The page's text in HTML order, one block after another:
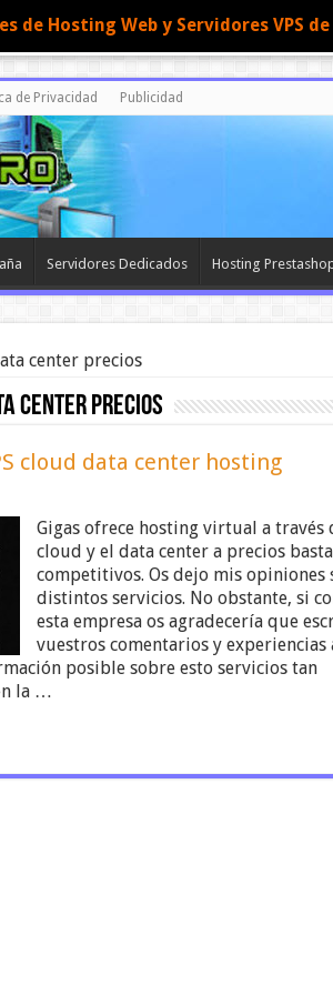
de Privacidad Publicidad
Servidores Dedicados Hosting
center precios
center precios
cloud data center hosting
Gigas ofrece hosting virtual a través
cloud y el data center a precios
competitivos. Os dejo mis opiniones
distintos servicios. No obstante, si
esta empresa os agradecería que
vuestros comentarios y experiencias
posible sobre esto servicios tan
la …
de Hosting Web y Servidores VPS